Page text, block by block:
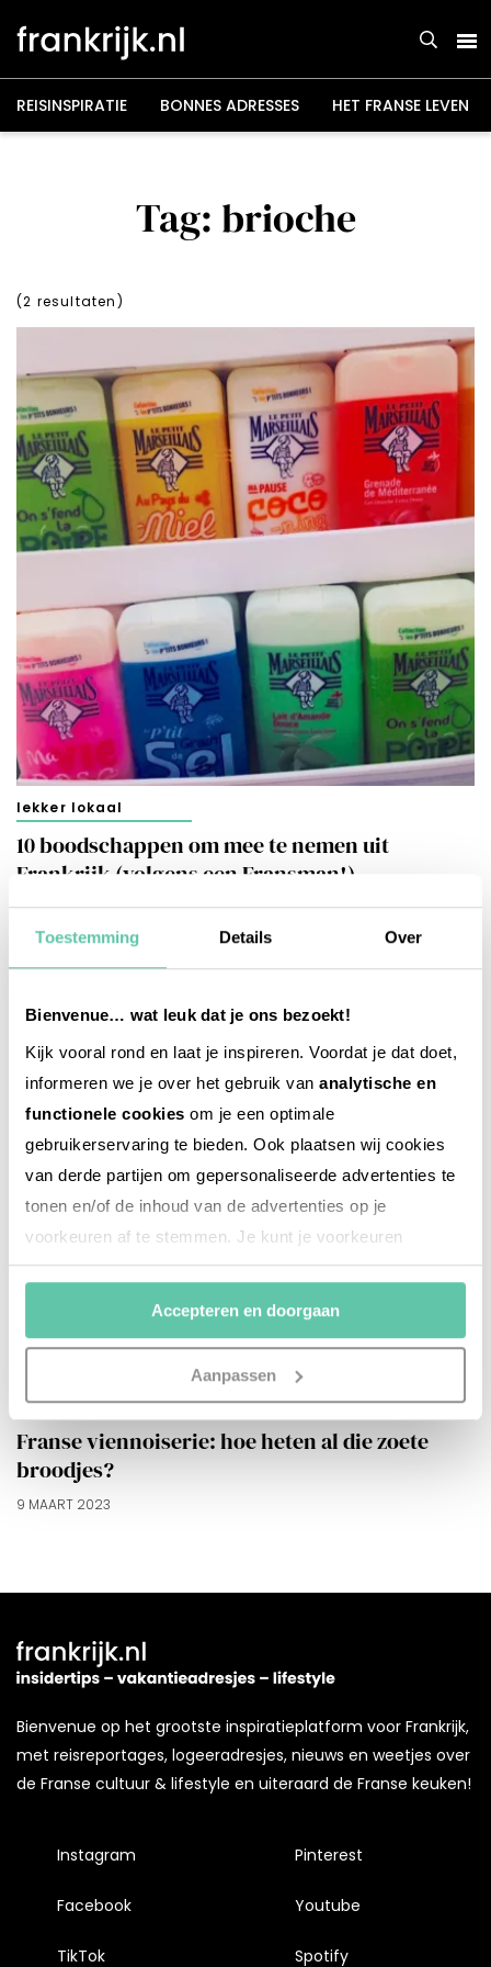
Toestemming Details Over
Bienvenue… wat leuk dat je ons bezoekt!
Kijk vooral rond en laat je inspireren. Voordat je dat doet,
informeren we je over het gebruik van analytische en
functionele cookies om je een optimale
gebruikerservaring te bieden. Ook plaatsen wij cookies
van derde partijen om gepersonaliseerde advertenties te
tonen en/of de inhoud van de advertenties op je
voorkeuren af te stemmen. Je kunt je voorkeuren
beheren via ‘Zelf instellen’. Klik je op ‘Accepteren en
Accepteren en doorgaan
Aanpassen
naar
inhoud
REISINSPIRATIE BONNES ADRESSES HET FRANSE LEVEN
Tag: brioche
(2 resultaten)
lekker lokaal
10 boodschappen om mee te nemen uit
Frankrijk (volgens een Fransman!)
19 AUGUSTUS 2025
het franse leven
Franse viennoiserie: hoe heten al die zoete
broodjes?
9 MAART 2023
Bienvenue op het grootste inspiratieplatform voor Frankrijk,
met reisreportages, logeeradresjes, nieuws en weetjes over
de Franse cultuur & lifestyle en uiteraard de Franse keuken!
Instagram
Facebook
TikTok
Pinterest
Youtube
Spotify